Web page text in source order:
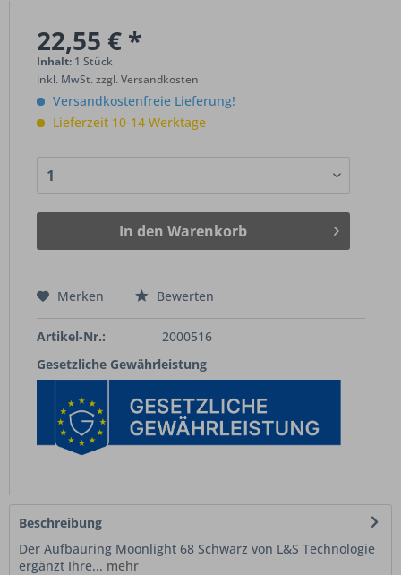
22,55 € *
Inhalt: 1 Stück
inkl. MwSt.zzgl. Versandkosten
Versandkostenfreie Lieferung!
Lieferzeit 10-14 Werktage
In den Warenkorb
Merken Bewerten
Artikel-Nr.:
2000516
Gesetzliche Gewährleistung
Beschreibung
Der Aufbauring Moonlight 68 Schwarz von L&S Technologie
ergänzt Ihre... mehr